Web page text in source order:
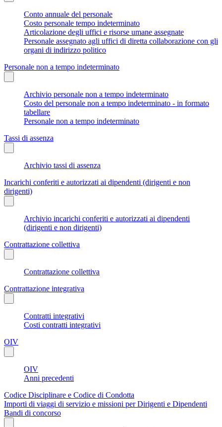
Conto annuale del personale
Costo personale tempo indeterminato
Articolazione degli uffici e risorse umane assegnate
Personale assegnato agli uffici di diretta collaborazione con gli
organi di indirizzo politico
Personale non a tempo indeterminato
Archivio personale non a tempo indeterminato
Costo del personale non a tempo indeterminato - in formato
tabellare
Personale non a tempo indeterminato
Tassi di assenza
Archivio tassi di assenza
Incarichi conferiti e autorizzati ai dipendenti (dirigenti e non
dirigenti)
Archivio incarichi conferiti e autorizzati ai dipendenti
(dirigenti e non dirigenti)
Contrattazione collettiva
Contrattazione collettiva
Contrattazione integrativa
Contratti integrativi
Costi contratti integrativi
OIV
OIV
Anni precedenti
Codice Disciplinare e Codice di Condotta
Importi di viaggi di servizio e missioni per Dirigenti e Dipendenti
Bandi di concorso